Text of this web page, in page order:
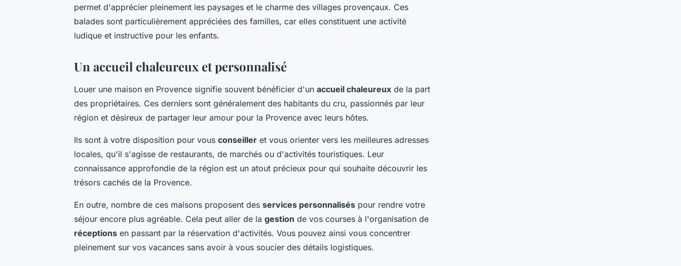
permet d'apprécier pleinement les paysages et le charme des villages provençaux. Ces
balades sont particulièrement appréciées des familles, car elles constituent une activité
ludique et instructive pour les enfants.
Un accueil chaleureux et personnalisé
Louer une maison en Provence signifie souvent bénéficier d'un accueil chaleureux de la part
des propriétaires. Ces derniers sont généralement des habitants du cru, passionnés par leur
région et désireux de partager leur amour pour la Provence avec leurs hôtes.
Ils sont à votre disposition pour vous conseiller et vous orienter vers les meilleures adresses
locales, qu'il s'agisse de restaurants, de marchés ou d'activités touristiques. Leur
connaissance approfondie de la région est un atout précieux pour qui souhaite découvrir les
trésors cachés de la Provence.
En outre, nombre de ces maisons proposent des services personnalisés pour rendre votre
séjour encore plus agréable. Cela peut aller de la gestion de vos courses à l'organisation de
réceptions en passant par la réservation d'activités. Vous pouvez ainsi vous concentrer
pleinement sur vos vacances sans avoir à vous soucier des détails logistiques.